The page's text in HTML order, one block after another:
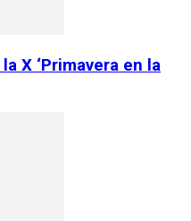
X ‘Primavera en la